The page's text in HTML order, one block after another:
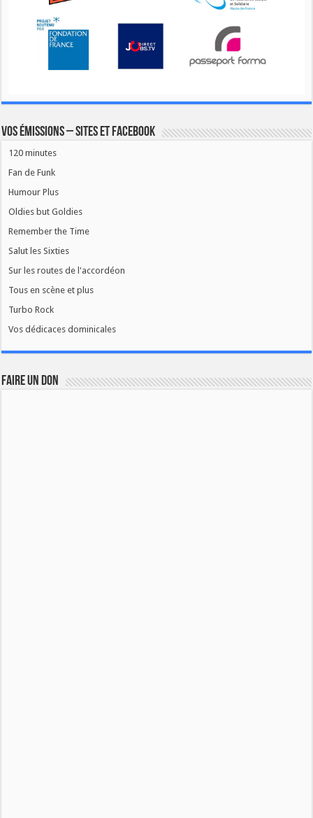
Vos émissions – Sites et Facebook
120 minutes
Fan de Funk
Humour Plus
Oldies but Goldies
Remember the Time
Salut les Sixties
Sur les routes de l'accordéon
Tous en scène et plus
Turbo Rock
Vos dédicaces dominicales
FAIRE UN DON